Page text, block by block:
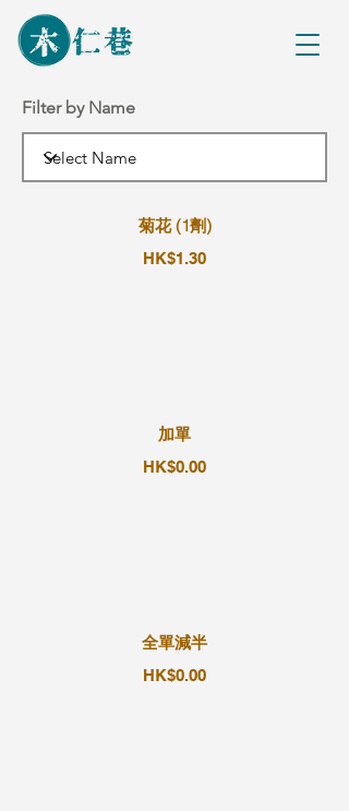
Filter by Name
菊花 (1劑)
HK$1.30
加單
HK$0.00
全單減半
HK$0.00